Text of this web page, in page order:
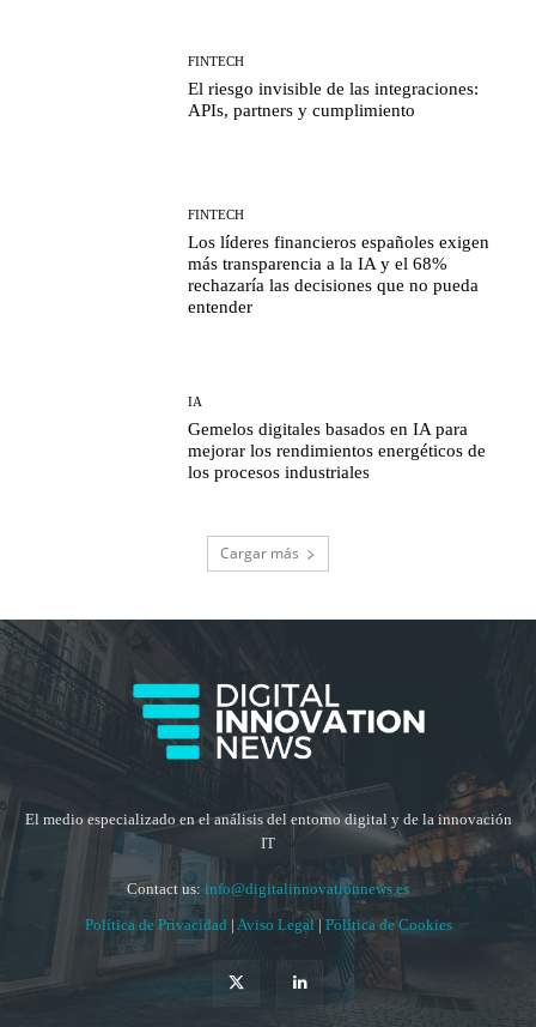
FINTECH
El riesgo invisible de las integraciones:
APIs, partners y cumplimiento
FINTECH
Los líderes financieros españoles exigen
más transparencia a la IA y el 68%
rechazaría las decisiones que no pueda
entender
IA
Gemelos digitales basados en IA para
mejorar los rendimientos energéticos de
los procesos industriales
Cargar más
El medio especializado en el análisis del entorno digital y de la innovación
IT
Contact us: info@digitalinnovationnews.es
Política de Privacidad | Aviso Legal | Política de Cookies